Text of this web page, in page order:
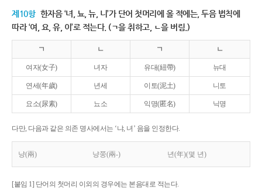
제10항 한자음 ‘녀, 뇨, 뉴, 니’가 단어 첫머리에 올 적에는, 두음 법칙에
따라 ‘여, 요, 유, 이’로 적는다. (ㄱ을 취하고, ㄴ을 버림.)
ㄱ ㄴ ㄱ ㄴ
여자(女子) 녀자 유대(紐帶) 뉴대
연세(年歲) 년세 이토(泥土) 니토
요소(尿素) 뇨소 익명(匿名) 닉명
다만, 다음과 같은 의존 명사에서는 ‘냐, 녀’ 음을 인정한다.
냥(兩) 냥쭝(兩-) 년(年)(몇 년)
[붙임 1] 단어의 첫머리 이외의 경우에는 본음대로 적는다.